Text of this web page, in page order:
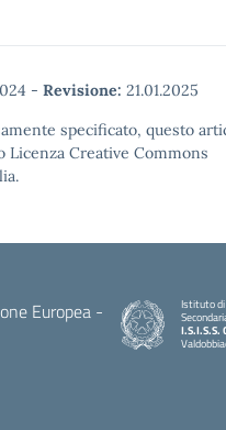
- Revisione: 21.01.2025
specificato, questo
Licenza Creative Commons
Istituto
I.S.I.S.S.